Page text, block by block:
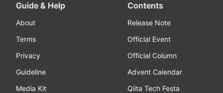
Guide & Help
About
Terms
Privacy
Guideline
Media Kit
Contents
Release Note
Official Event
Official Column
Advent Calendar
Qiita Tech Festa